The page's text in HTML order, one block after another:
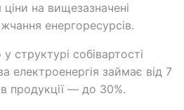
на вищезазначені
енергоресурсів.
структурі собівартості
електроенергія займає від 7
продукції — до 30%.